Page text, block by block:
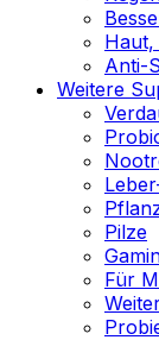
Haut,
Anti-
Weitere
Pilze
Für